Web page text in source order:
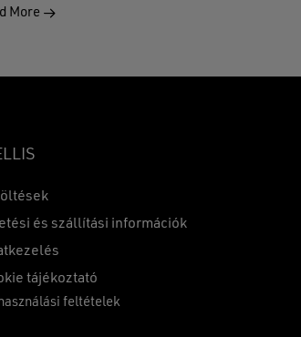
More
és szállítási információk
tájékoztató
feltételek